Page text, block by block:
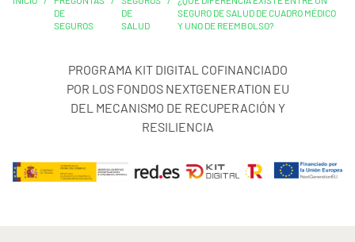
DE
SEGUROS
DE
SALUD
SEGURO DE SALUD DE CUADRO MÉDICO
Y UNO DE REEMBOLSO?
PROGRAMA KIT DIGITAL COFINANCIADO
POR LOS FONDOS NEXTGENERATION EU
DEL MECANISMO DE RECUPERACIÓN Y
RESILIENCIA